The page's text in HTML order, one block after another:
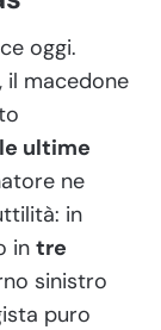
oggi.
il macedone
ultime
ne
in
in tre
sinistro
puro